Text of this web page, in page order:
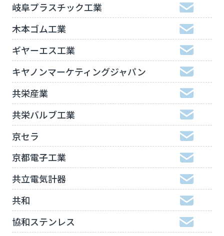
岐阜プラスチック工業
木本ゴム工業
ギヤーエス工業
キヤノンマーケティングジャパン
共栄産業
共栄バルブ工業
京セラ
京都電子工業
共立電気計器
共和
協和ステンレス